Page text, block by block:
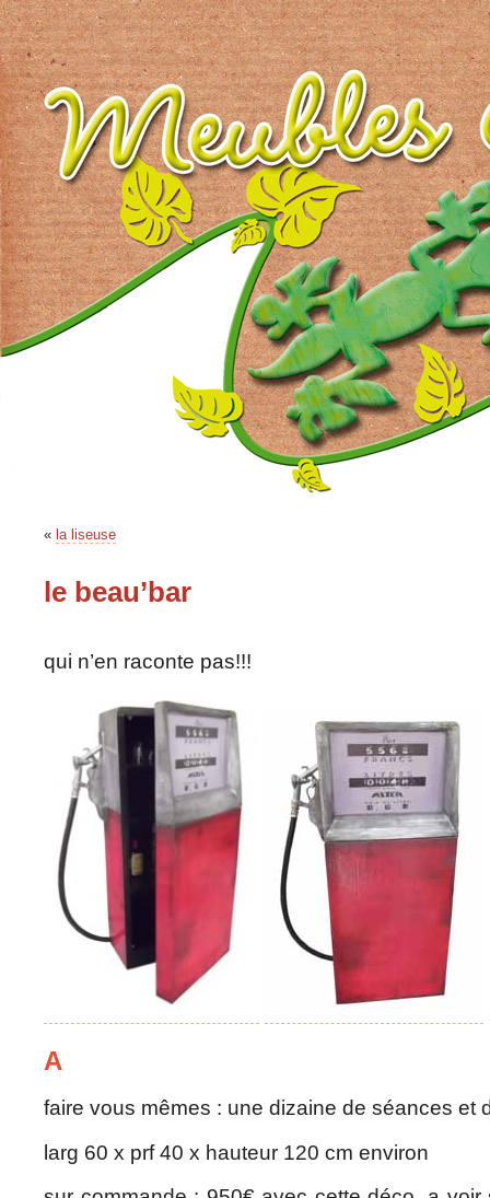
« la liseuse
le beau’bar
qui n’en raconte pas!!!
A
faire vous mêmes : une dizaine de séances et
larg 60 x prf 40 x hauteur 120 cm environ